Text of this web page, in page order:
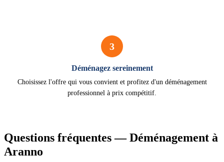
3
Déménagez sereinement
Choisissez l'offre qui vous convient et profitez d'un déménagement
professionnel à prix compétitif.
Questions fréquentes — Déménagement à
Aranno